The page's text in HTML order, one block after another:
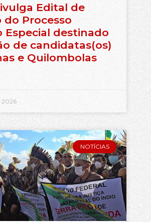
Edital de
do Processo
Especial destinado
de candidatas(os)
e Quilombolas
2026
NOTÍCIAS